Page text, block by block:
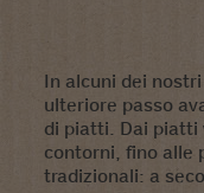
In alcuni dei
ulteriore passo
di piatti. Dai piatti
contorni, fino alle
tradizionali: a